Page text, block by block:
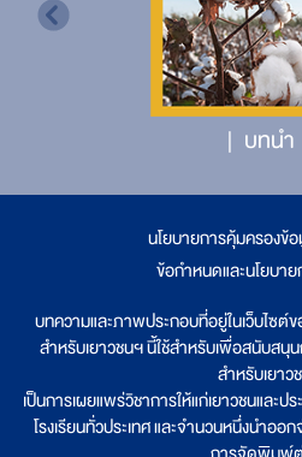
บทนำ
นโยบายการคุ้มครองข้
ข้อกำหนดและนโยบา
บทความและภาพประกอบที่อยู่ในเว็บไซต์
สำหรับเยาวชนฯ นี้ใช้สำหรับเพื่อสนับส
สำหรับเยาว
เป็นการเผยแพร่วิชาการให้แก่เยาวชนและป
โรงเรียนทั่วประเทศ และจำนวนหนึ่งนำอ